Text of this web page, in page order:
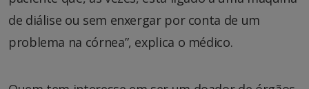
de diálise ou sem enxergar por conta de um
problema na córnea”, explica o médico.